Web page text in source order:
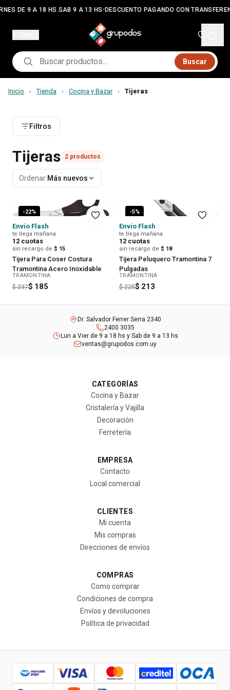
DE 9 A 18 HS SAB 9 A 13 HS•DESCUENTO PAGANDO CON
Buscar
Inicio › Tienda › Cocina y Bazar › Tijeras
Filtros
Tijeras 2 productos
Ordenar:Más nuevos
-22%
Envío Flash
te llega mañana
12 cuotas
sin recargo de $ 15
Tijera Para Coser Costura
Tramontina Acero Inoxidable
TRAMONTINA
$ 237$ 185
-5%
Envío Flash
te llega mañana
12 cuotas
sin recargo de $ 18
Tijera Peluquero Tramontina 7
Pulgadas
TRAMONTINA
$ 225$ 213
Dr. Salvador Ferrer Serra 2340
2400 3035
Lun a Vier de 9 a 18 hs y Sab de 9 a 13 hs
ventas@grupodos.com.uy
CATEGORÍAS
Cocina y Bazar
Cristalería y Vajilla
Decoración
Ferretería
EMPRESA
Contacto
Local comercial
CLIENTES
Mi cuenta
Mis compras
Direcciones de envíos
COMPRAS
Como comprar
Condiciones de compra
Envíos y devoluciones
Política de privacidad